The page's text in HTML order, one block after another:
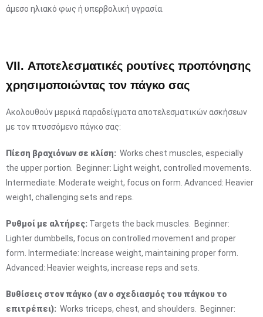
άμεσο ηλιακό φως ή υπερβολική υγρασία.
VII. Αποτελεσματικές ρουτίνες προπόνησης
χρησιμοποιώντας τον πάγκο σας
Ακολουθούν μερικά παραδείγματα αποτελεσματικών ασκήσεων
με τον πτυσσόμενο πάγκο σας:
Πίεση βραχιόνων σε κλίση: Works chest muscles, especially
the upper portion. Beginner: Light weight, controlled movements.
Intermediate: Moderate weight, focus on form. Advanced: Heavier
weight, challenging sets and reps.
Ρυθμοί με αλτήρες: Targets the back muscles. Beginner:
Lighter dumbbells, focus on controlled movement and proper
form. Intermediate: Increase weight, maintaining proper form.
Advanced: Heavier weights, increase reps and sets.
Βυθίσεις στον πάγκο (αν ο σχεδιασμός του πάγκου το
επιτρέπει): Works triceps, chest, and shoulders. Beginner: